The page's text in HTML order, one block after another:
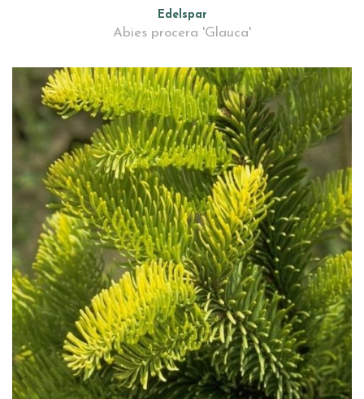
Edelspar
Abies procera 'Glauca'